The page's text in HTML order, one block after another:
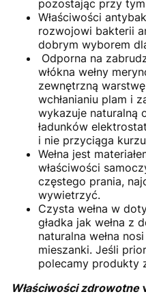
pozostając przy
Właściwości
rozwojowi bakterii
dobrym wyborem
Odporna na
włókna wełny
zewnętrzną
wchłanianiu plam i
wykazuje naturalną
ładunków
i nie przyciąga
Wełna jest
właściwości
częstego prania,
wywietrzyć.
Czysta wełna w
gładka jak wełna z
naturalna wełna
mieszanki. Jeśli
polecamy produkty
Właściwości zdrowotne